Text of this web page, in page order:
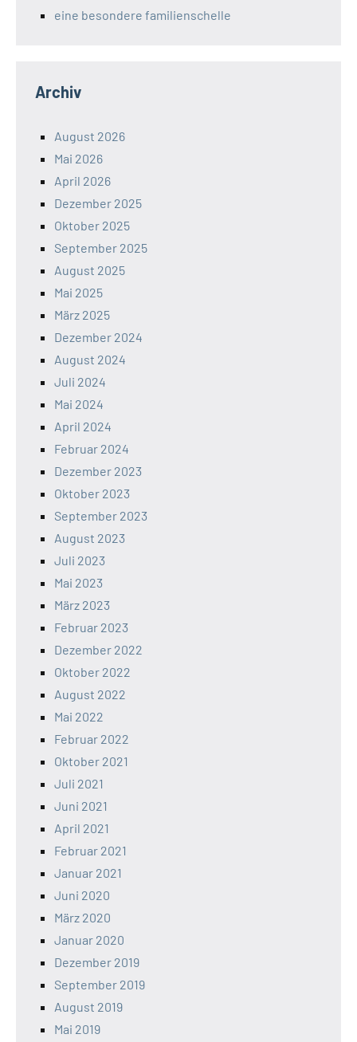
eine besondere familienschelle
Archiv
August 2026
Mai 2026
April 2026
Dezember 2025
Oktober 2025
September 2025
August 2025
Mai 2025
März 2025
Dezember 2024
August 2024
Juli 2024
Mai 2024
April 2024
Februar 2024
Dezember 2023
Oktober 2023
September 2023
August 2023
Juli 2023
Mai 2023
März 2023
Februar 2023
Dezember 2022
Oktober 2022
August 2022
Mai 2022
Februar 2022
Oktober 2021
Juli 2021
Juni 2021
April 2021
Februar 2021
Januar 2021
Juni 2020
März 2020
Januar 2020
Dezember 2019
September 2019
August 2019
Mai 2019